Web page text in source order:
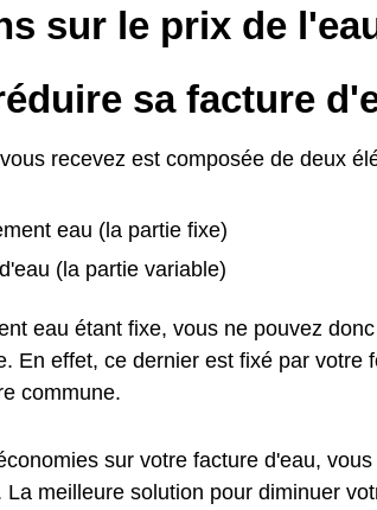
sur le prix de
sa facture
recevez est composée de deux
eau (la partie fixe)
(la partie variable)
eau étant fixe, vous ne pouvez
En effet, ce dernier est fixé par votre
commune.
sur votre facture d'eau,
meilleure solution pour diminuer